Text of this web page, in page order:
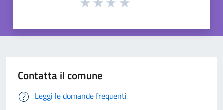
Contatta il comune
Leggi le domande frequenti